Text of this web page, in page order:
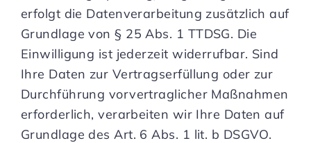
erfolgt die Datenverarbeitung zusätzlich auf
Grundlage von § 25 Abs. 1 TTDSG. Die
Einwilligung ist jederzeit widerrufbar. Sind
Ihre Daten zur Vertragserfüllung oder zur
Durchführung vorvertraglicher Maßnahmen
erforderlich, verarbeiten wir Ihre Daten auf
Grundlage des Art. 6 Abs. 1 lit. b DSGVO.